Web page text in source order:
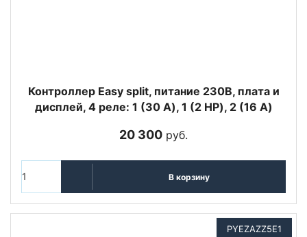
Контроллер Easy split, питание 230В, плата и
дисплей, 4 реле: 1 (30 A), 1 (2 HP), 2 (16 A)
20 300 руб.
В корзину
PYEZAZZ5E1